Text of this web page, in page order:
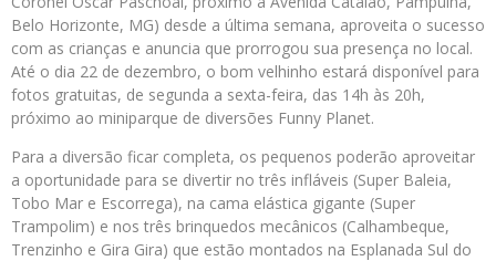
Belo Horizonte, MG) desde a última semana, aproveita o sucesso
com as crianças e anuncia que prorrogou sua presença no local.
Até o dia 22 de dezembro, o bom velhinho estará disponível para
fotos gratuitas, de segunda a sexta-feira, das 14h às 20h,
próximo ao miniparque de diversões Funny Planet.
Para a diversão ficar completa, os pequenos poderão aproveitar
a oportunidade para se divertir no três infláveis (Super Baleia,
Tobo Mar e Escorrega), na cama elástica gigante (Super
Trampolim) e nos três brinquedos mecânicos (Calhambeque,
Trenzinho e Gira Gira) que estão montados na Esplanada Sul do